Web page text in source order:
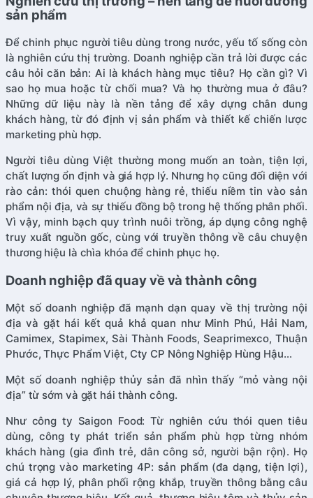
sản phẩm
Để chinh phục người tiêu dùng trong nước, yếu tố sống còn
là nghiên cứu thị trường. Doanh nghiệp cần trả lời được các
câu hỏi căn bản: Ai là khách hàng mục tiêu? Họ cần gì? Vì
sao họ mua hoặc từ chối mua? Và họ thường mua ở đâu?
Những dữ liệu này là nền tảng để xây dựng chân dung
khách hàng, từ đó định vị sản phẩm và thiết kế chiến lược
marketing phù hợp.
Người tiêu dùng Việt thường mong muốn an toàn, tiện lợi,
chất lượng ổn định và giá hợp lý. Nhưng họ cũng đối diện với
rào cản: thói quen chuộng hàng rẻ, thiếu niềm tin vào sản
phẩm nội địa, và sự thiếu đồng bộ trong hệ thống phân phối.
Vì vậy, minh bạch quy trình nuôi trồng, áp dụng công nghệ
truy xuất nguồn gốc, cùng với truyền thông về câu chuyện
thương hiệu là chìa khóa để chinh phục họ.
Doanh nghiệp đã quay về và thành công
Một số doanh nghiệp đã mạnh dạn quay về thị trường nội
địa và gặt hái kết quả khả quan như Minh Phú, Hải Nam,
Camimex, Stapimex, Sài Thành Foods, Seaprimexco, Thuận
Phước, Thực Phẩm Việt, Cty CP Nông Nghiệp Hùng Hậu…
Một số doanh nghiệp thủy sản đã nhìn thấy “mỏ vàng nội
địa” từ sớm và gặt hái thành công.
Như công ty Saigon Food: Từ nghiên cứu thói quen tiêu
dùng, công ty phát triển sản phẩm phù hợp từng nhóm
khách hàng (gia đình trẻ, dân công sở, người bận rộn). Họ
chú trọng vào marketing 4P: sản phẩm (đa dạng, tiện lợi),
giá cả hợp lý, phân phối rộng khắp, truyền thông bằng câu